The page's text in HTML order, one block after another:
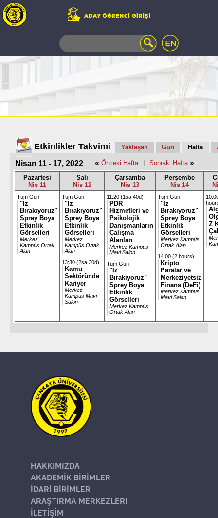
TELEFON
AÇILAN
UZAKTAN
EĞİTİM
KAMPÜSTE
YAŞAM
KÜTÜPHANE
PORTALI
ULAŞIM
Etkinlikler Takvimi Yaklaşan Gün Hafta
Nisan 11 - 17, 2022 « Önceki Hafta | Sonraki Hafta »
Pazartesi
Nis 11
Salı
Nis 12
Çarşamba
Nis 13
Perşembe
Nis 14
Tüm Gün
"İz
Bırakıyoruz"
Sprey Boya
Etkinlik
Görselleri
Merkez
Kampüs Ortak
Alan
Tüm Gün
"İz
Bırakıyoruz"
Sprey Boya
Etkinlik
Görselleri
Merkez
Kampüs Ortak
Alan
13:30 (2sa 30d)
Kamu
Sektöründe
Kariyer
Merkez
Kampüs Mavi
Salon
11:20 (1sa 40d)
PDR
Hizmetleri ve
Psikolojik
Danışmanların
Çalışma
Alanları
Merkez Kampüs
Mavi Salon
Tüm Gün
"İz
Bırakıyoruz"
Sprey Boya
Etkinlik
Görselleri
Merkez Kampüs
Ortak Alan
Tüm Gün
"İz
Bırakıyoruz"
Sprey Boya
Etkinlik
Görselleri
Merkez Kampüs
Ortak Alan
14:00 (2 hours)
Kripto
Paralar ve
Merkeziyetsiz
Finans (DeFi)
Merkez Kampüs
Mavi Salon
Z
HAKKIMIZDA
AKADEMİK BİRİMLER
İDARİ BİRİMLER
ARAŞTIRMA MERKEZLERİ
İLETİŞİM